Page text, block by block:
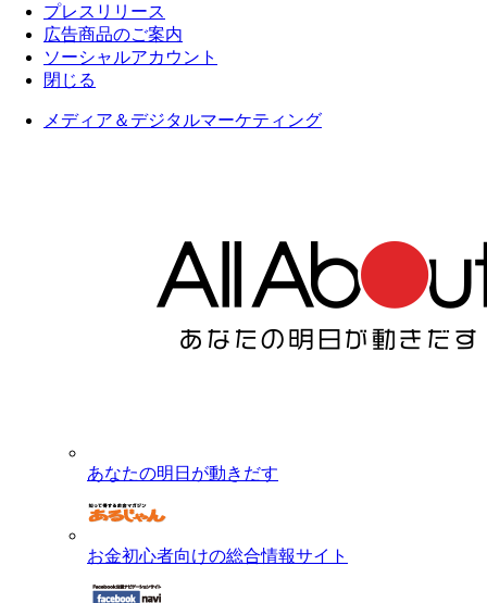
プレスリリース
広告商品のご案内
ソーシャルアカウント
閉じる
メディア＆デジタルマーケティング
あなたの明日が動きだす
お金初心者向けの総合情報サイト